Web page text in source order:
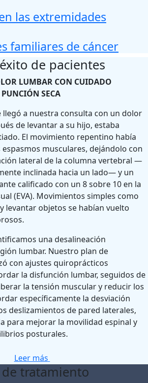
las extremidades
familiares de cáncer
de pacientes
LUMBAR CON CUIDADO
SECA
llegó a nuestra consulta con un dolor
de levantar a su hijo, estaba
El movimiento repentino había
musculares, dejándolo con
lateral de la columna vertebral —
inclinada hacia un lado— y un
calificado con un 8 sobre 10 en la
(EVA). Movimientos simples como
levantar objetos se habían vuelto
una desalineación
lumbar. Nuestro plan de
con ajustes quiroprácticos
la disfunción lumbar, seguidos de
la tensión muscular y reducir los
específicamente la desviación
deslizamientos de pared laterales,
para mejorar la movilidad espinal y
posturales.
Leer más
tratamiento